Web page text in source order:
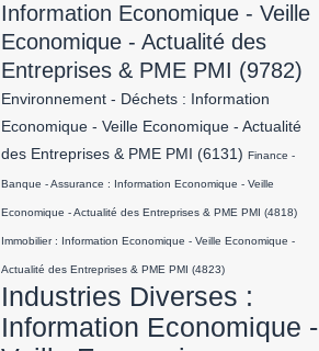
Information Economique - Veille
Economique - Actualité des
Entreprises & PME PMI (9782)
Environnement - Déchets : Information
Economique - Veille Economique - Actualité
des Entreprises & PME PMI
(6131) Finance -
Banque - Assurance : Information Economique - Veille
Economique - Actualité des Entreprises & PME PMI (4818)
Immobilier : Information Economique - Veille Economique -
Actualité des Entreprises & PME PMI (4823)
Industries Diverses :
Information Economique -